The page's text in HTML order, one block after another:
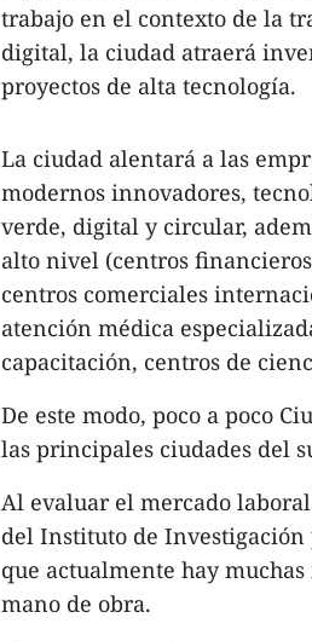
trabajo en el contexto de la
digital, la ciudad atraerá
proyectos de alta tecnología.
La ciudad alentará a las
modernos innovadores,
verde, digital y circular,
alto nivel (centros
centros comerciales
atención médica
capacitación, centros de
De este modo, poco a poco
las principales ciudades del
Al evaluar el mercado
del Instituto de
que actualmente hay
mano de obra.